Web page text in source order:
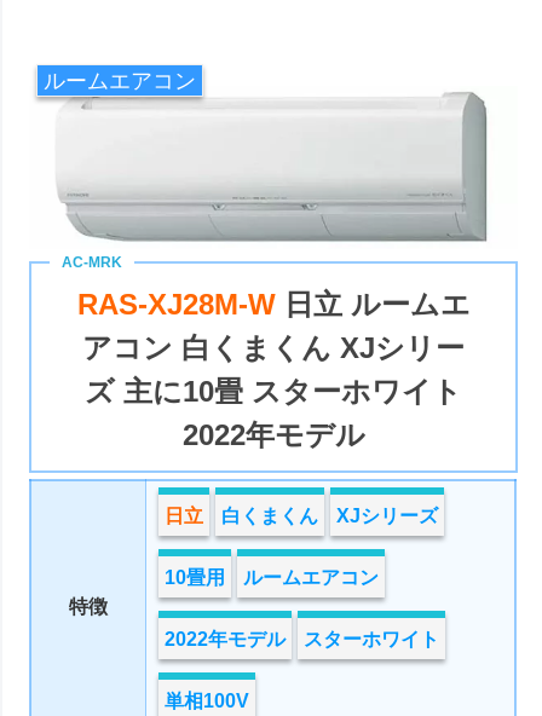
ルームエアコン
RAS-XJ28M-W 日立 ルームエ
アコン 白くまくん XJシリー
ズ 主に10畳 スターホワイト
2022年モデル
特徴
日立 白くまくん XJシリーズ
10畳用 ルームエアコン
2022年モデル スターホワイト
単相100V